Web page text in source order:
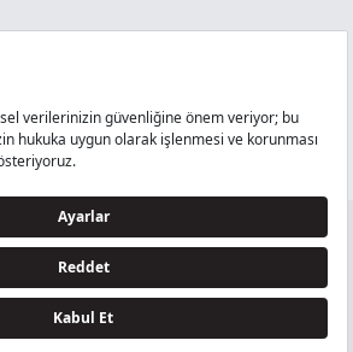
No.11 A/C
EŞYA TİC. VE SAN. LTD. ŞTİ..’E AİTTİR
Metni - Ziyaretçi Aydınlatma Metni - Veri Sahibi Başvuru